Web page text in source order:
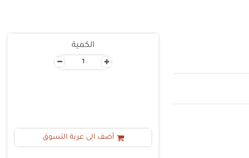
الكمية
- +
أضف الى عربة التسوق